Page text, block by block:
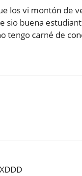
los vi montón de
sio buena
tengo carné de